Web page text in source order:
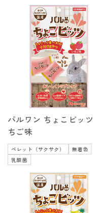
パルワン ちょこビッ
ちご味
ペレット（サクサク）
無着色
乳酸菌